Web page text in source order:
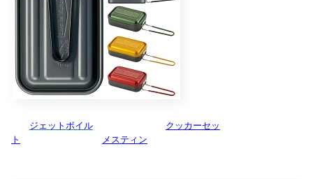
ジェットボイル
クッカーセッ
ト
メスティン